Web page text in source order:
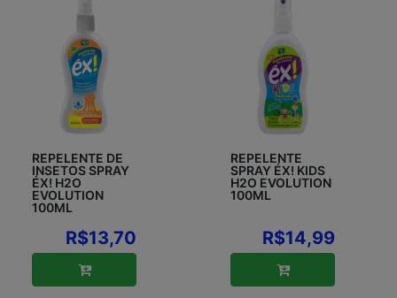
REPELENTE DE
INSETOS SPRAY
ÉX! H2O
EVOLUTION
100ML
R$13,70
REPELENTE
SPRAY ÉX! KIDS
H2O EVOLUTION
100ML
R$14,99